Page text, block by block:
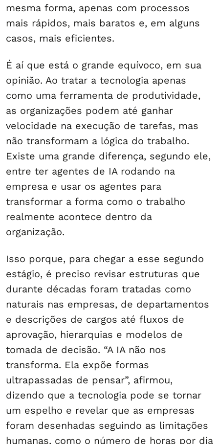
mesma forma, apenas com processos
mais rápidos, mais baratos e, em alguns
casos, mais eficientes.
É aí que está o grande equívoco, em sua
opinião. Ao tratar a tecnologia apenas
como uma ferramenta de produtividade,
as organizações podem até ganhar
velocidade na execução de tarefas, mas
não transformam a lógica do trabalho.
Existe uma grande diferença, segundo ele,
entre ter agentes de IA rodando na
empresa e usar os agentes para
transformar a forma como o trabalho
realmente acontece dentro da
organização.
Isso porque, para chegar a esse segundo
estágio, é preciso revisar estruturas que
durante décadas foram tratadas como
naturais nas empresas, de departamentos
e descrições de cargos até fluxos de
aprovação, hierarquias e modelos de
tomada de decisão. “A IA não nos
transforma. Ela expõe formas
ultrapassadas de pensar”, afirmou,
dizendo que a tecnologia pode se tornar
um espelho e revelar que as empresas
foram desenhadas seguindo as limitações
humanas, como o número de horas por dia